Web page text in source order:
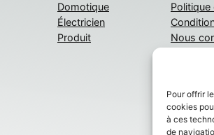
Pour offrir
cookies
à ces
de
Domotique
Électricien
Produit
Nous